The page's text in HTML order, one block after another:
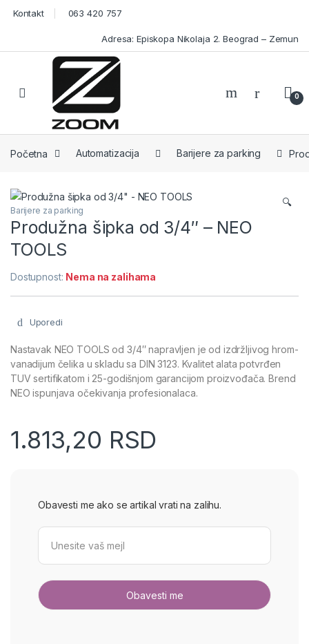
Skip to navigation
Skip to content
Kontakt 063 420 757
Adresa: Episkopa Nikolaja 2. Beograd – Zemun
Open 0
Početna Automatizacija Barijere za parking
🔍
Barijere za parking
Produžna šipka od 3/4″ – NEO
TOOLS
Dostupnost: Nema na zalihama
Uporedi
Nastavak NEO TOOLS od 3/4″ napravljen je od izdržljivog hrom-
vanadijum čelika u skladu sa DIN 3123. Kvalitet alata potvrđen
TUV sertifikatom i 25-godišnjom garancijom proizvođača. Brend
NEO ispunjava očekivanja profesionalaca.
1.813,20 RSD
Obavesti me ako se artikal vrati na zalihu.